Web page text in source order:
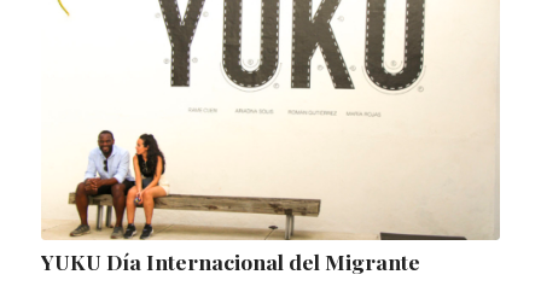
YUKU Día Internacional del Migrante